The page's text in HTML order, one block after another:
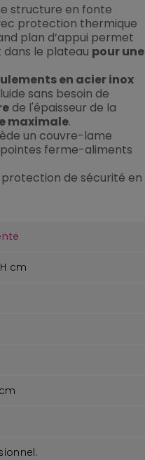
structure en fonte
protection thermique
plan d’appui permet
le plateau pour une
en acier inox
sans besoin de
de l'épaisseur de la
maximale.
un couvre-lame
ferme-aliments
de sécurité en
cm